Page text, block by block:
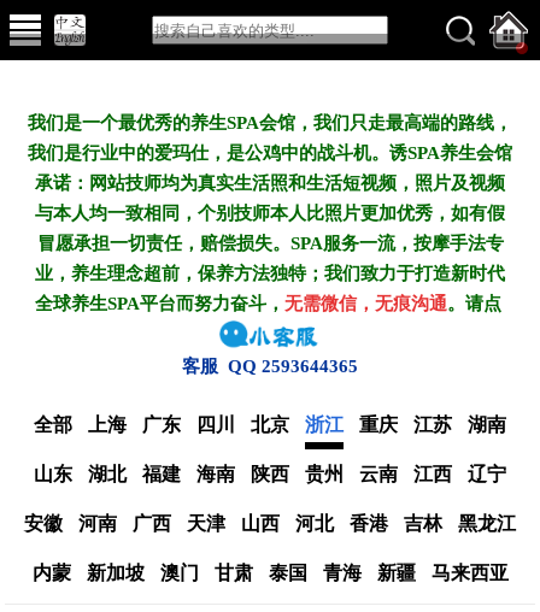
我们是一个最优秀的养生SPA会馆，我们只走最高端的路线，
我们是行业中的爱玛仕，是公鸡中的战斗机。诱SPA养生会馆
承诺：网站技师均为真实生活照和生活短视频，照片及视频
与本人均一致相同，个别技师本人比照片更加优秀，如有假
冒愿承担一切责任，赔偿损失。SPA服务一流，按摩手法专
业，养生理念超前，保养方法独特；我们致力于打造新时代
全球养生SPA平台而努力奋斗， 无需微信，无痕沟通。请点
客服 QQ 2593644365
全部 上海 广东 四川 北京 浙江 重庆 江苏 湖南
山东 湖北 福建 海南 陕西 贵州 云南 江西 辽宁
安徽 河南 广西 天津 山西 河北 香港 吉林 黑龙江
内蒙 新加坡 澳门 甘肃 泰国 青海 新疆 马来西亚